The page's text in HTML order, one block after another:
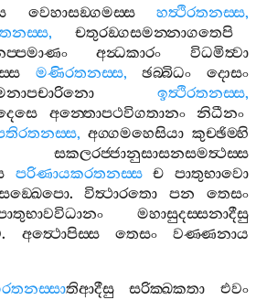
වෙහාසඞ‍්ගමස‍්ස හත්‍ථිරතනස‍්ස,
,
චතුරඞ‍්ගසමන‍්නාගතෙපි
අන්‍ධකාරං
විධමිත්‍වා
මණිරතනස‍්ස, ඡබ‍්බිධං
දොසං
ඉත්‍ථිරතනස‍්ස,
අන‍්තොපථවිගතානං
නිධීනං
, අග‍්ගමහෙසියා කුච‍්ඡිම‍්හි
සකලරජ‍්ජානුසාසනසමත්‍ථස‍්ස
පරිණායකරතනස‍්ස ච
පාතුභාවො
.විත්‍ථාරතො පන
තෙසං
මහාසුදස‍්සනාදීසු
. අත්‍ථොපිස‍්ස තෙසං
වණ‍්ණනාය
තිආදීසු සරික‍්ඛකතා
එවං